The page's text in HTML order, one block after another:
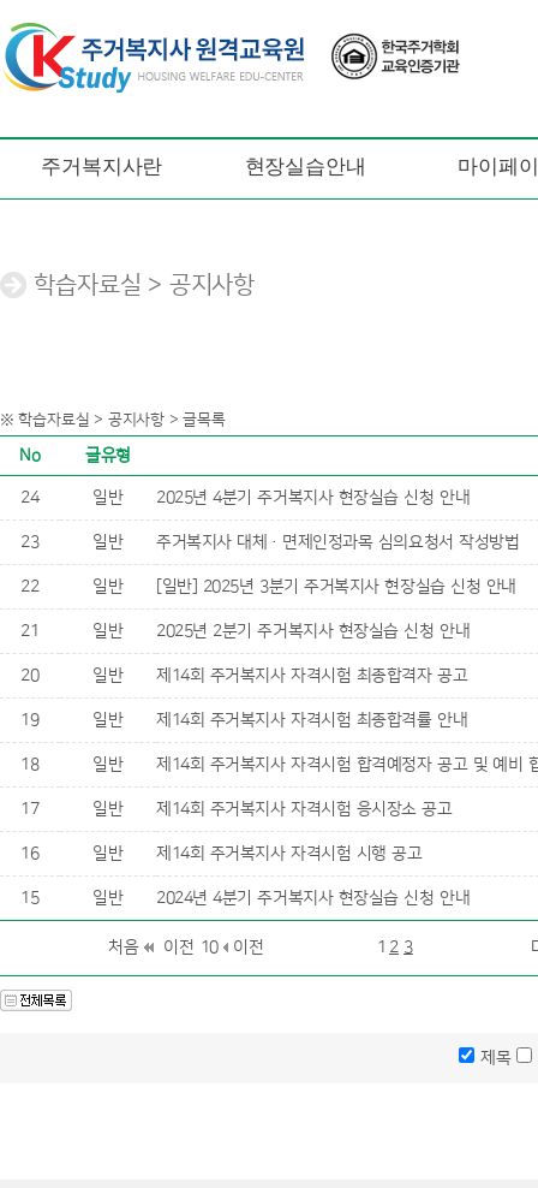
주거복지사란 현장실습안내 마이페
학습자료실 > 공지사항
※ 학습자료실 > 공지사항 > 글목록
No 글유형
24 일반 2025년 4분기 주거복지사 현장실습 신청 안내
23 일반 주거복지사 대체·면제인정과목 심의요청서 작성방법
22 일반 [일반] 2025년 3분기 주거복지사 현장실습 신청 안내
21 일반 2025년 2분기 주거복지사 현장실습 신청 안내
20 일반 제14회 주거복지사 자격시험 최종합격자 공고
19 일반 제14회 주거복지사 자격시험 최종합격률 안내
18 일반 제14회 주거복지사 자격시험 합격예정자 공고 및 예비
17 일반 제14회 주거복지사 자격시험 응시장소 공고
16 일반 제14회 주거복지사 자격시험 시행 공고
15 일반 2024년 4분기 주거복지사 현장실습 신청 안내
처음 이전 10 이전 1 2 3
제목